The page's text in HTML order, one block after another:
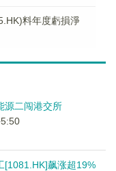
料年度虧損淨
源二闯港交所
[1081.HK]飙涨超19%